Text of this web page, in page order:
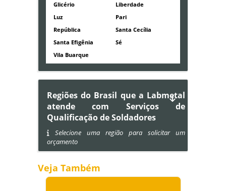
Glicério
Liberdade
Luz
Pari
República
Santa Cecília
Santa Efigênia
Sé
Vila Buarque
Regiões do Brasil que a Labmetal
atende com Serviços de
Qualificação de Soldadores
Selecione uma região para solicitar um
orçamento
Veja Também